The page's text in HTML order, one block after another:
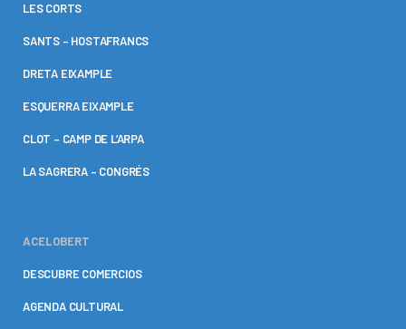
LES CORTS
SANTS – HOSTAFRANCS
DRETA EIXAMPLE
ESQUERRA EIXAMPLE
CLOT – CAMP DE L’ARPA
LA SAGRERA – CONGRÉS
ACELOBERT
DESCUBRE COMERCIOS
AGENDA CULTURAL